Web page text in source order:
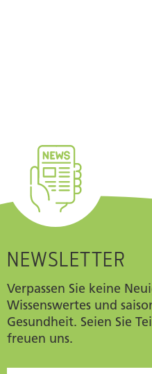
NEWSLETTER
Verpassen Sie keine
Wissenswertes und
Gesundheit. Seien Sie
freuen uns.